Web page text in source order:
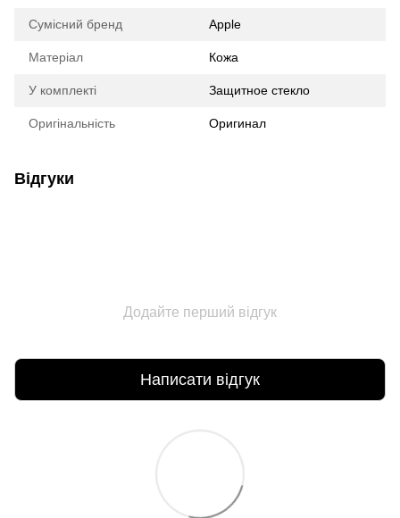
Сумісний бренд Apple
Матеріал Кожа
У комплекті Защитное стекло
Оригінальність Оригинал
Відгуки
Додайте перший відгук
Написати відгук